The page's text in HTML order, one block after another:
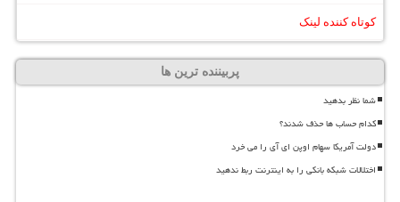
کوتاه کننده لینک
پربیننده ترین ها
شما نظر بدهید
کدام حساب ها حذف شدند؟
دولت آمریکا سهام اوپن ای آی را می خرد
اختلالات شبکه بانکی را به اینترنت ربط ندهید